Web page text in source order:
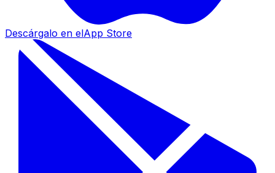
Descárgalo en elApp Store